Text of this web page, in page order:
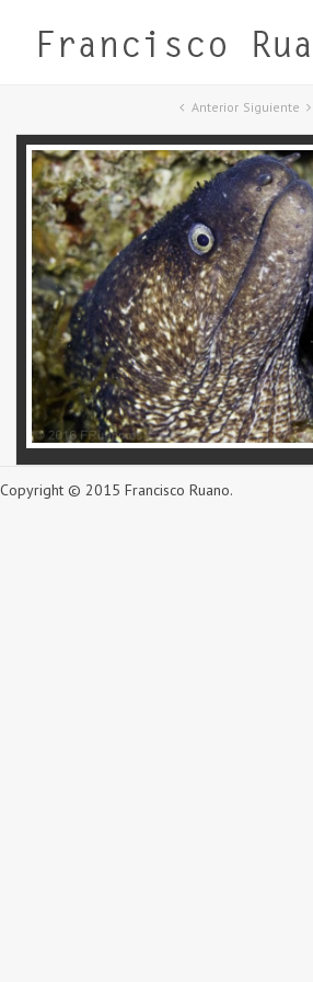
Anterior Siguiente
Copyright © 2015 Francisco Ruano.